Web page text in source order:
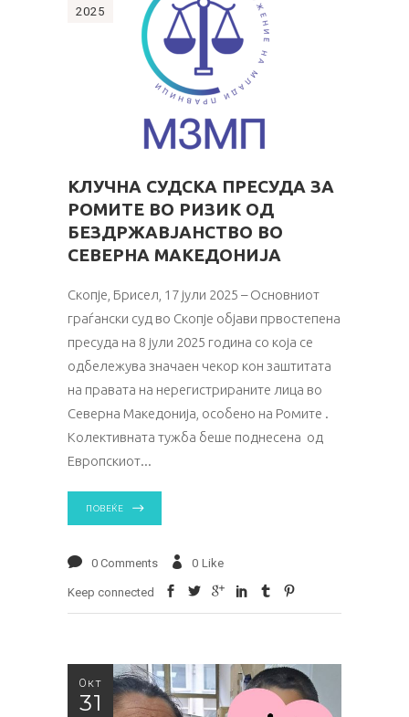
2025
КЛУЧНА СУДСКА ПРЕСУДА ЗА
РОМИТЕ ВО РИЗИК ОД
БЕЗДРЖАВЈАНСТВО ВО
СЕВЕРНА МАКЕДОНИЈА
Скопје, Брисел, 17 јули 2025 – Основниот
граѓански суд во Скопје објави првостепена
пресуда на 8 јули 2025 година со која се
одбележува значаен чекор кон заштитата
на правата на нерегистрираните лица во
Северна Македонија, особено на Ромите .
Колективната тужба беше поднесена од
Европскиот
ПОВЕЌЕ
0 Comments 0 Like
Keep connected
Окт
31